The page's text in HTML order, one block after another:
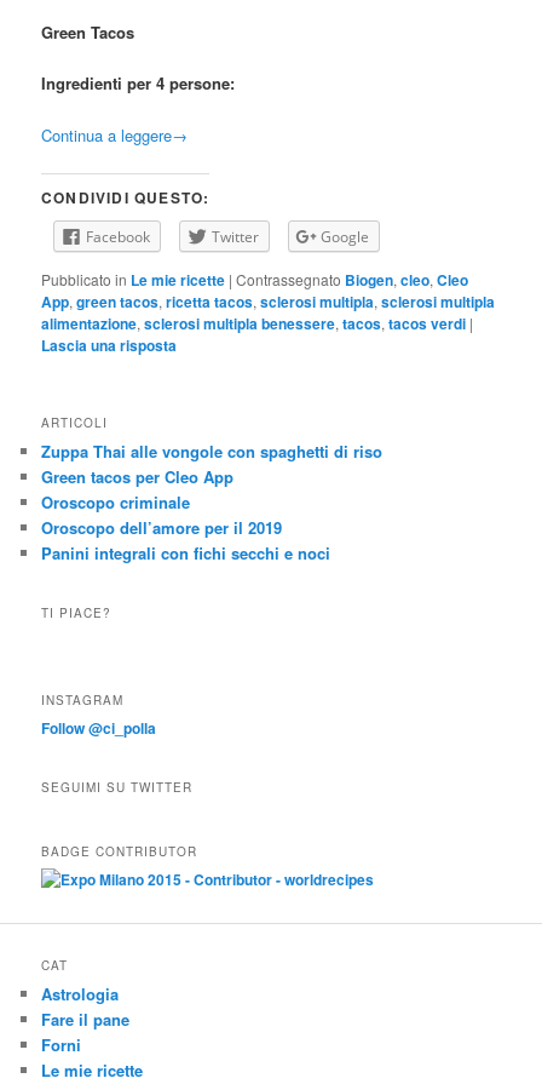
Green Tacos
Ingredienti per 4 persone:
Continua a leggere→
CONDIVIDI QUESTO:
Facebook Twitter Google
Pubblicato in Le mie ricette |Contrassegnato Biogen,cleo,Cleo
App,green tacos,ricetta tacos,sclerosi multipla,sclerosi multipla
alimentazione,sclerosi multipla benessere,tacos,tacos verdi |
Lascia una risposta
ARTICOLI
Zuppa Thai alle vongole con spaghetti di riso
Green tacos per Cleo App
Oroscopo criminale
Oroscopo dell’amore per il 2019
Panini integrali con fichi secchi e noci
TI PIACE?
INSTAGRAM
Follow @ci_polla
SEGUIMI SU TWITTER
BADGE CONTRIBUTOR
CAT
Astrologia
Fare il pane
Forni
Le mie ricette